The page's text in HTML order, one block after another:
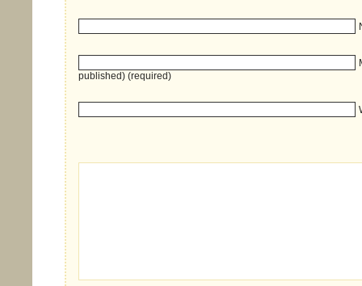
published) (required)